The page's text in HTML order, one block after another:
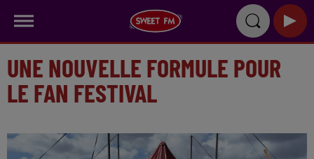
UNE NOUVELLE FORMULE POUR
LE FAN FESTIVAL